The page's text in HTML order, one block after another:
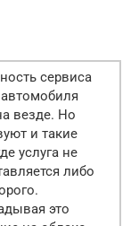
сервиса
везде. Но
и такие
услуга не
либо
это